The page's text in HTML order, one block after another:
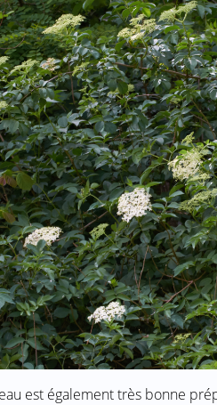
est également très bonne